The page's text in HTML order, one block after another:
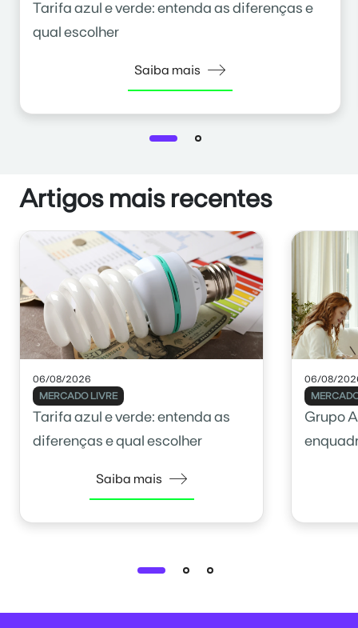
Tarifa azul e verde: entenda as diferenças e
qual escolher
Saiba mais
Artigos mais recentes
06/08/2026
MERCADO LIVRE
Tarifa azul e verde: entenda as
diferenças e qual escolher
Saiba mais
06/08/
Grupo